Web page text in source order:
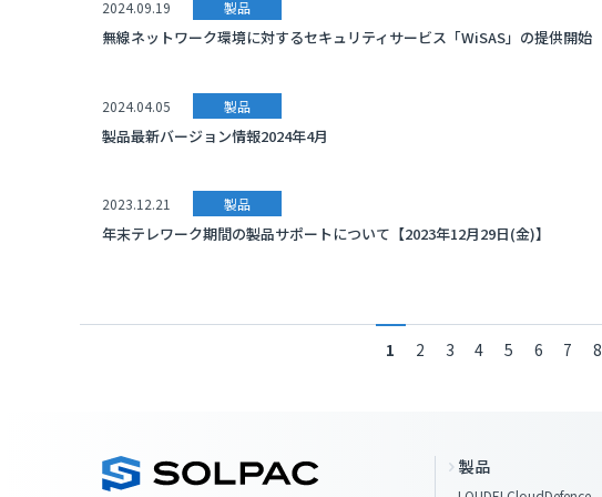
2024.09.19 製品
無線ネットワーク環境に対するセキュリティサービス「WiSAS」の提供開始
2024.04.05 製品
製品最新バージョン情報2024年4月
2023.12.21 製品
年末テレワーク期間の製品サポートについて【2023年12月29日(金)】
1 2 3 4 5 6 7 8
製品